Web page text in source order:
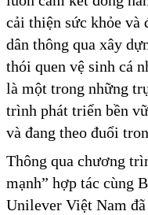
cải thiện sức khỏe và
dân thông qua xây
thói quen vệ sinh cá
là một trong những
trình phát triển bền
và đang theo đuổi
Thông qua chương
mạnh” hợp tác cùng
Unilever Việt Nam